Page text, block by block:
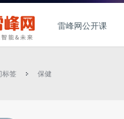
雷峰网公开课
标签 保健